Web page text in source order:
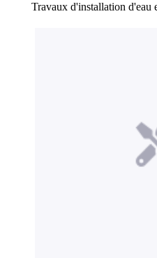
Travaux d'installation d'eau